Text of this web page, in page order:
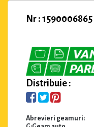
Nr : 1590006865
Distribuie :
Abrevieri geamuri: